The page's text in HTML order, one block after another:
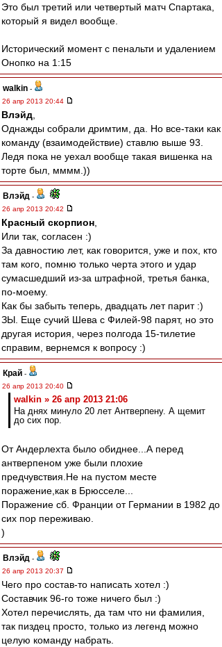
Это был третий или четвертый матч Спартака,
который я видел вообще.
Исторический момент с пенальти и удалением
Онопко на 1:15
walkin -
26 апр 2013 20:44
Влэйд
Однажды собрали дримтим, да. Но все-таки как
команду (взаимодействие) ставлю выше 93.
Ледя пока не уехал вообще такая вишенка на
торте был, мммм.))
Влэйд -
26 апр 2013 20:42
Красный скорпион
Или так, согласен :)
За давностию лет, как говорится, уже и пох, кто
там кого, помню только черта этого и удар
сумасшедший из-за штрафной, третья банка,
по-моему.
Как бы забыть теперь, двадцать лет парит :)
ЗЫ. Еще сучий Шева с Филей-98 парят, но это
другая история, через полгода 15-тилетие
справим, вернемся к вопросу :)
Край -
26 апр 2013 20:40
walkin » 26 апр 2013 21:06
На днях минуло 20 лет Антверпену. А щемит
до сих пор.
От Андерлехта было обиднее...А перед
антверпеном уже были плохие
предчувствия.Не на пустом месте
поражение,как в Брюсселе...
Поражение сб. Франции от Германии в 1982 до
сих пор переживаю.
)
Влэйд -
26 апр 2013 20:37
Чего про состав-то написать хотел :)
Составчик 96-го тоже ничего был :)
Хотел перечислять, да там что ни фамилия,
так пиздец просто, только из легенд можно
целую команду набрать.